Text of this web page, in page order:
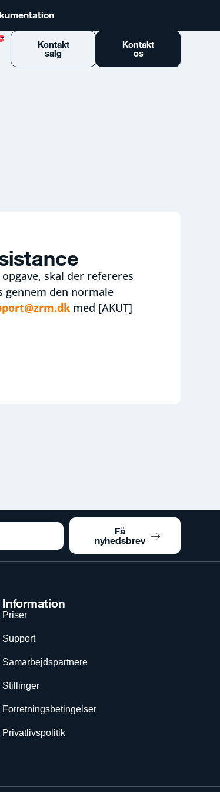
Kontakt
salg
Kontakt
os
skal der refereres
den normale
med [AKUT]
Få
nyhedsbrev
Information
Priser
Support
Samarbejdspartnere
Stillinger
Forretningsbetingelser
Privatlivspolitik